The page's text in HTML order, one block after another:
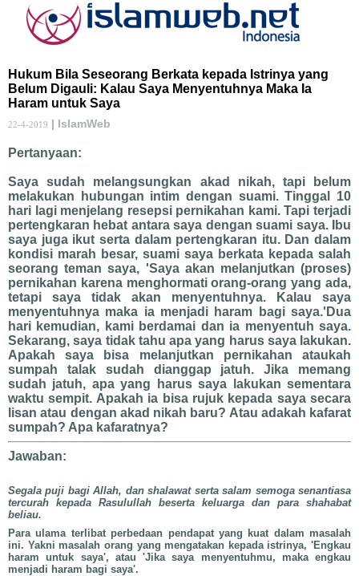
Hukum Bila Seseorang Berkata kepada Istrinya yang
Belum Digauli: Kalau Saya Menyentuhnya Maka Ia
Haram untuk Saya
22-4-2019 | IslamWeb
Pertanyaan:
Saya sudah melangsungkan akad nikah, tapi belum
melakukan hubungan intim dengan suami. Tinggal 10
hari lagi menjelang resepsi pernikahan kami. Tapi terjadi
pertengkaran hebat antara saya dengan suami saya. Ibu
saya juga ikut serta dalam pertengkaran itu. Dan dalam
kondisi marah besar, suami saya berkata kepada salah
seorang teman saya, 'Saya akan melanjutkan (proses)
pernikahan karena menghormati orang-orang yang ada,
tetapi saya tidak akan menyentuhnya. Kalau saya
menyentuhnya maka ia menjadi haram bagi saya.'Dua
hari kemudian, kami berdamai dan ia menyentuh saya.
Sekarang, saya tidak tahu apa yang harus saya lakukan.
Apakah saya bisa melanjutkan pernikahan ataukah
sumpah talak sudah dianggap jatuh. Jika memang
sudah jatuh, apa yang harus saya lakukan sementara
waktu sempit. Apakah ia bisa rujuk kepada saya secara
lisan atau dengan akad nikah baru? Atau adakah kafarat
sumpah? Apa kafaratnya?
Jawaban:
Segala puji bagi Allah, dan shalawat serta salam semoga senantiasa
tercurah kepada Rasulullah beserta keluarga dan para shahabat
beliau.
Para ulama terlibat perbedaan pendapat yang kuat dalam masalah
ini. Yakni masalah orang yang mengatakan kepada istrinya, 'Engkau
haram untuk saya', atau 'Jika saya menyentuhmu, maka engkau
menjadi haram bagi saya'.